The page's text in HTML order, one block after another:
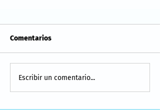
Comentarios
Escribir un comentario...